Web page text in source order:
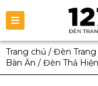
Trang chủ / Đèn Trang
Bàn Ăn / Đèn Thả